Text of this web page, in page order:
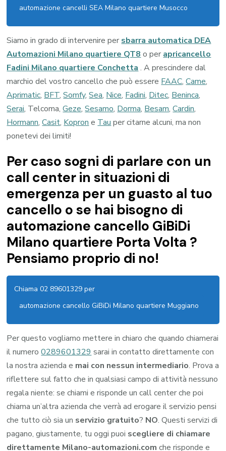
automazione cancelli SEA Milano quartiere Musocco
Siamo in grado di intervenire persbarra automatica DEA
Automazioni Milano quartiere QT8o perapricancello
Fadini Milano quartiere Conchetta. A prescindere dal
marchio del vostro cancello che può essereFAAC,Came,
Aprimatic,BFT,Somfy,Sea,Nice,Fadini,Ditec,Beninca,
Serai, Telcoma,Geze,Sesamo,Dorma,Besam,Cardin,
Hormann,Casit,KoproneTauper citarne alcuni, ma non
ponetevi dei limiti!
Per caso sogni di parlare con un
call center in situazioni di
emergenza per un guasto al tuo
cancello o se hai bisogno di
automazione cancello GiBiDi
Milano quartiere Porta Volta ?
Pensiamo proprio di no!
Chiama 02 89601329 per
automazione cancello GiBiDi Milano quartiere Muggiano
Per questo vogliamo mettere in chiaro che quando chiamerai
il numero0289601329 sarai in contatto direttamente con
la nostra azienda e mai con nessun intermediario. Prova a
riflettere sul fatto che in qualsiasi campo di attività nessuno
regala niente: se chiami e risponde un call center che poi
chiama un’altra azienda che verrà ad erogare il servizio pensi
che tutto ciò sia un servizio gratuito? NO. Questi servizi di
pagano, giustamente, tu oggi puoi scegliere di chiamare
direttamente Milano-automazioni.com che risponde e